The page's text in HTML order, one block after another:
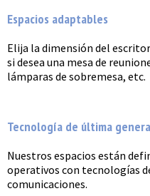
Espacios adaptables
Elija la dimensión del
si desea una mesa de
lámparas de sobremesa, etc.
Tecnología de última
Nuestros espacios están
operativos con tecnologías
comunicaciones.